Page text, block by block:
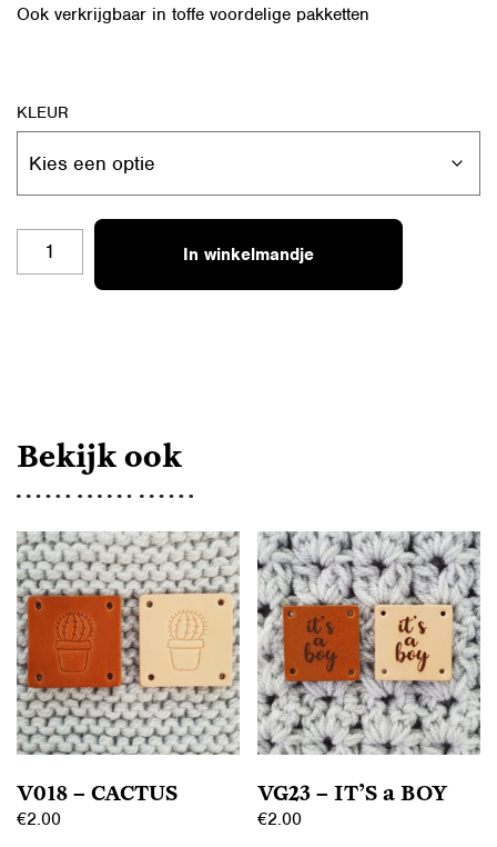
Ook verkrijgbaar in toffe voordelige pakketten
KLEUR
4KANT-
In winkelmandje
Bekijk ook
V018 – CACTUS
€2.00
VG23 – IT’S a BOY
€2.00